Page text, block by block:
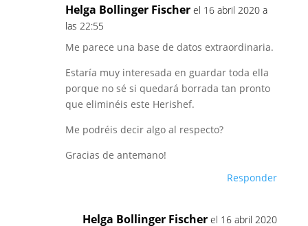
Helga Bollinger Fischer el 16 abril 2020 a
las 22:55
Me parece una base de datos extraordinaria.
Estaría muy interesada en guardar toda ella
porque no sé si quedará borrada tan pronto
que eliminéis este Herishef.
Me podréis decir algo al respecto?
Gracias de antemano!
Responder
Helga Bollinger Fischer el 16 abril 2020